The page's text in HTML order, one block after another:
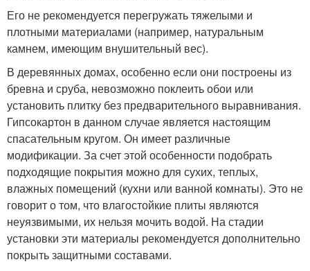
Его не рекомендуется перегружать тяжелыми и
плотными материалами (например, натуральным
камнем, имеющим внушительный вес).
В деревянных домах, особенно если они построены из
бревна и сруба, невозможно поклеить обои или
установить плитку без предварительного выравнивания.
Гипсокартон в данном случае является настоящим
спасательным кругом. Он имеет различные
модификации. За счет этой особенности подобрать
подходящие покрытия можно для сухих, теплых,
влажных помещений (кухни или ванной комнаты). Это не
говорит о том, что влагостойкие плиты являются
неуязвимыми, их нельзя мочить водой. На стадии
установки эти материалы рекомендуется дополнительно
покрыть защитными составами.